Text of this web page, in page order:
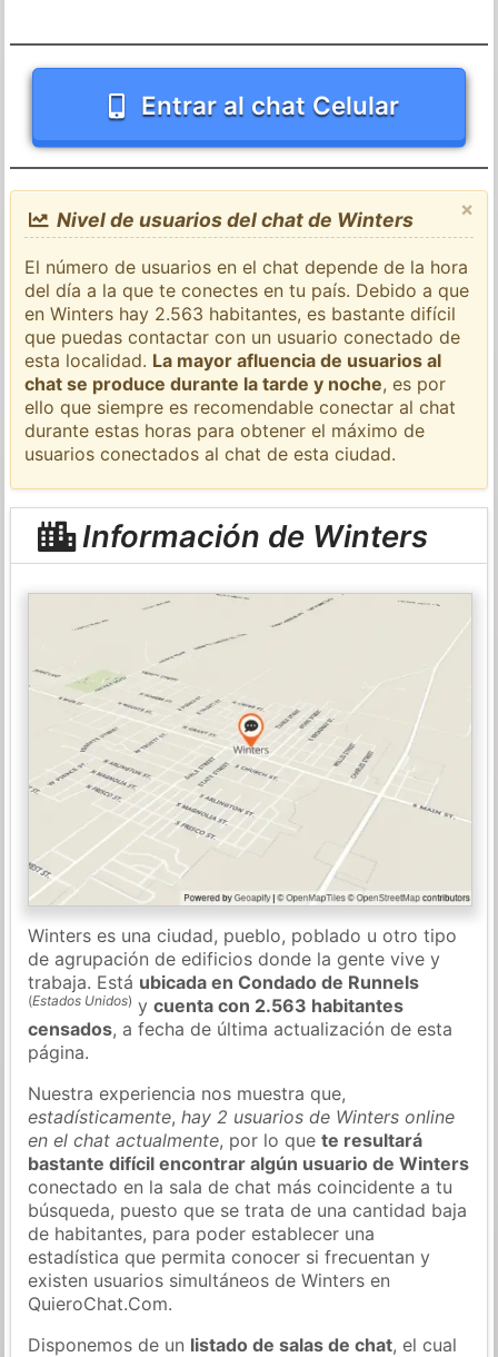
Entrar al chat Celular
×
Nivel de usuarios del chat de Winters
El número de usuarios en el chat depende de la hora
del día a la que te conectes en tu país. Debido a que
en Winters hay 2.563 habitantes, es bastante difícil
que puedas contactar con un usuario conectado de
esta localidad. La mayor afluencia de usuarios al
chat se produce durante la tarde y noche, es por
ello que siempre es recomendable conectar al chat
durante estas horas para obtener el máximo de
usuarios conectados al chat de esta ciudad.
Información de Winters
Winters es una ciudad, pueblo, poblado u otro tipo
de agrupación de edificios donde la gente vive y
trabaja. Está ubicada en Condado de Runnels
(Estados Unidos) ycuenta con 2.563 habitantes
censados, a fecha de última actualización de esta
página.
Nuestra experiencia nos muestra que,
estadísticamente,hay 2 usuarios de Winters online
en el chat actualmente, por lo quete resultará
bastante difícil encontrar algún usuario de Winters
conectado en la sala de chat más coincidente a tu
búsqueda, puesto que se trata de una cantidad baja
de habitantes, para poder establecer una
estadística que permita conocer si frecuentan y
existen usuarios simultáneos de Winters en
QuieroChat.Com.
Disponemos de un listado de salas de chat, el cual